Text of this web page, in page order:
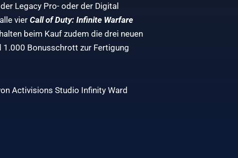
Legacy Pro- oder der Digital
vier Call of Duty: Infinite Warfare
beim Kauf zudem die drei neuen
Bonusschrott zur Fertigung
Activisions Studio Infinity Ward